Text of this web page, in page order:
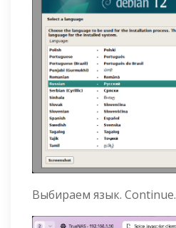
Выбираем язык. Continue.